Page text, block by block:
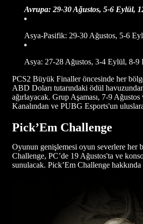
Avrupa: 29-30 Ağustos, 5-6 Eylül,
Asya-Pasifik: 29-30 Ağustos, 5-6
Asya: 27-28 Ağustos, 3-4 Eylül, 8-9
PCS2 Büyük Finaller öncesinde her
ABD Doları tutarındaki ödül
ağırlayacak. Grup Aşaması, 7-9
Kanalından ve PUBG Esports'un
Pick’Em Challenge
Oyunun genişlemesi oyun severlere her
Challenge, PC’de 19 Ağustos'ta ve
sunulacak. Pick’Em Challenge